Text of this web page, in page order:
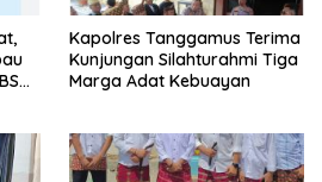
Kapolres Tanggamus Terima
Kunjungan Silahturahmi Tiga
Marga Adat Kebuayan